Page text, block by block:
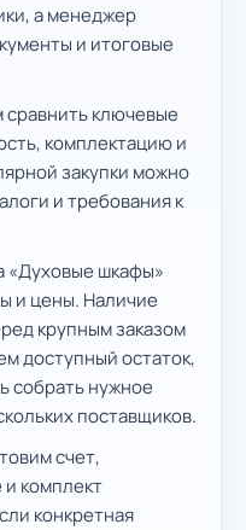
а менеджер
и итоговые
ключевые
комплектацию и
закупки можно
и требования к
«Духовые шкафы»
и цены. Наличие
крупным заказом
доступный остаток,
собрать нужное
поставщиков.
счет,
комплект
конкретная